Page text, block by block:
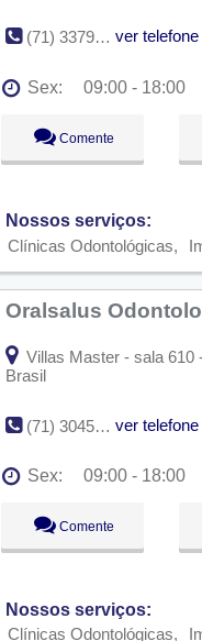
(71) 3379-4646 ver telefone
Sex: 09:00 - 18:00
09:00 - 18:00
Qua:
09:00 - 18:00
Sáb:
Fechado
Dom:
Fechado
Comente
Nossos serviços:
Clínicas Odontológicas
Oralsalus
Villas Master - sala 610
Brasil
(71) 3045-0537 ver telefone
Sex: 09:00 - 18:00
09:00 - 18:00
Qua:
09:00 - 18:00
Sáb:
Fechado
Dom:
Fechado
Comente
Nossos serviços:
Clínicas Odontológicas